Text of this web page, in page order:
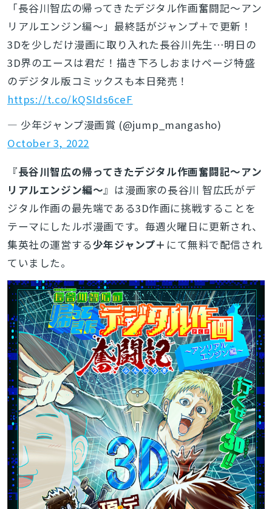
「長谷川智広の帰ってきたデジタル作画奮闘記〜アン
リアルエンジン編〜」最終話がジャンプ＋で更新！
3Dを少しだけ漫画に取り入れた長谷川先生…明日の
3D界のエースは君だ！描き下ろしおまけページ特盛
のデジタル版コミックスも本日発売！
https://t.co/kQSIds6ceF
— 少年ジャンプ漫画賞 (@jump_mangasho)
October 3, 2022
『長谷川智広の帰ってきたデジタル作画奮闘記〜アン
リアルエンジン編〜』は漫画家の長谷川 智広氏がデ
ジタル作画の最先端である3D作画に挑戦することを
テーマにしたルポ漫画です。毎週火曜日に更新され、
集英社の運営する少年ジャンプ＋ にて無料で配信され
ていました。